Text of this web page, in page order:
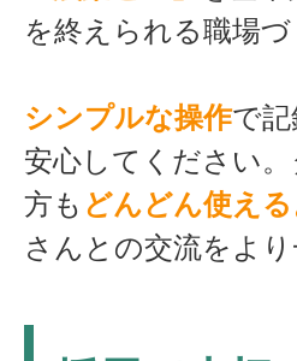
を終えられる職場
シンプルな操作で記
安心してください
方も どんどん使え
さんとの交流をよ